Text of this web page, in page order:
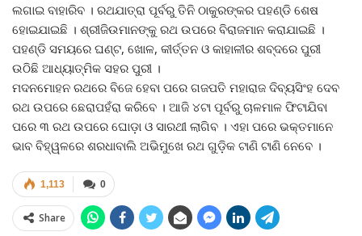
ଲଗାଇ ବାହାରିବ । ରଥଯାତ୍ରା ପୂର୍ବରୁ ତିନି ଠାକୁରଙ୍କର ପହଣ୍ଡି ଶେଷ
ହୋଇଯାଇଛି । ଶ୍ରୀଜିଉମାନଙ୍କୁ ରଥ ଉପରେ ବିରାଜମାନ କରାଯାଇଛି ।
ପହଣ୍ଡି ସମୟରେ ଘଣ୍ଟ, ଖୋଳ, କୀର୍ତ୍ତନ ଓ କାହାଳୀର ଶବ୍ଦରେ ପୁରୀ
ଉଠିଛି ଆଧ୍ୟାତ୍ମିକ ସହର ପୁରୀ ।
ମଦନମୋହନ ରଥରେ ବିଜେ ହେବା ପରେ ଗଜପତି ମହାରାଜ ଦିବ୍ୟସିଂହ ଦେବ
ରଥ ଉପରେ ଛେରାପହଁରା କରିବେ । ଆଜି ୪ଟା ପୂର୍ବରୁ ଚାଳମାଳ ଫିଟାଯିବା
ପରେ ୩ ରଥ ଉପରେ ଘୋଡ଼ା ଓ ସାରଥୀ ଲାଗିବ । ଏହା ପରେ ଭକ୍ତମାନେ
ଭାବ ବିହ୍ୱଳରେ ଶରଧାବାଲି ଅଭିମୁଖେ ରଥ ଗୁଡ଼ିକ ଟାଣି ଟାଣି ନେବେ ।
0
1,113
Share